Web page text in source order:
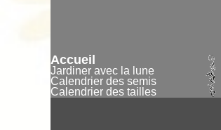
Accueil
Jardiner avec la lune
Calendrier des semis
Calendrier des tailles